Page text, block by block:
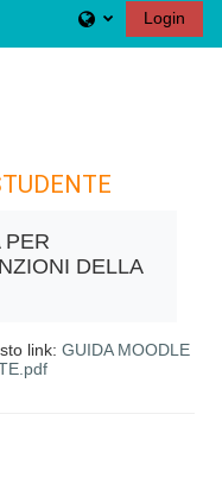
Login
PER
DELLA
link: GUIDA MOODLE